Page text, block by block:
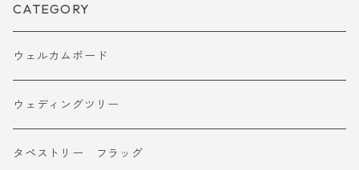
CATEGORY
ウェルカムボード
ウェディングツリー
タペストリー フラッグ